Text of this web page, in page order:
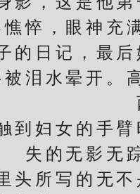
悴，眼神充
日记，最后
被泪水晕开。
妇女的手臂
失的无影无
所写的无不